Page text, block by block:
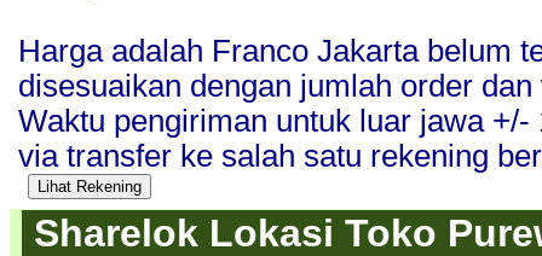
Harga adalah Franco Jakarta belum
disesuaikan dengan jumlah order
Waktu pengiriman untuk luar jawa
via transfer ke salah satu rekening
Sharelok Lokasi Toko